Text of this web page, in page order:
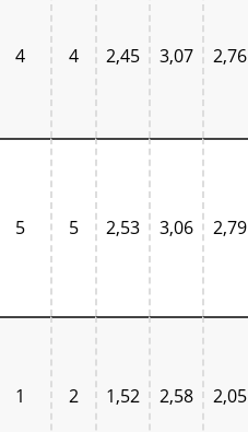
4 4 2,45 3,07 2,76
5 5 2,53 3,06 2,79
1 2 1,52 2,58 2,05